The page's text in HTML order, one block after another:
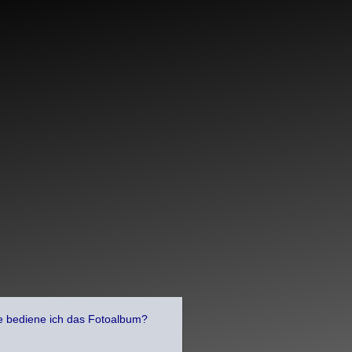
ich das Fotoalbum?